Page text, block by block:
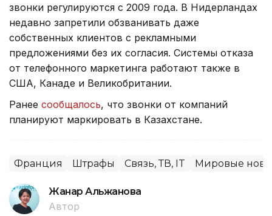
звонки регулируются с 2009 года. В Нидерландах
недавно запретили обзванивать даже
собственных клиентов с рекламными
предложениями без их согласия. Системы отказа
от телефонного маркетинга работают также в
США, Канаде и Великобритании.
Ранее сообщалось, что звонки от компаний
планируют маркировать в Казахстане.
Франция Штрафы Связь, ТВ, IT Мировые
Жанар Альжанова
Автор